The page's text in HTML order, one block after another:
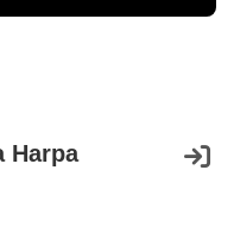
Harpa